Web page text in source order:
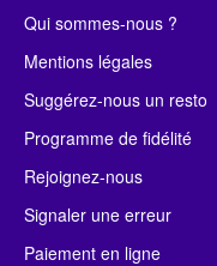
Qui sommes-nous ?
Mentions légales
Suggérez-nous un resto
Programme de fidélité
Rejoignez-nous
Signaler une erreur
Paiement en ligne